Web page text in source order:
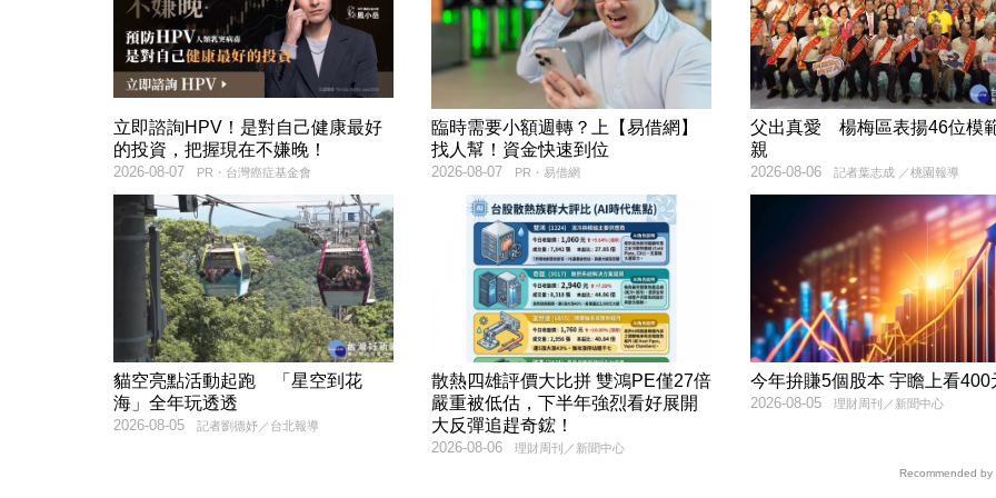
立即諮詢HPV！是對自己健康最好
的投資，把握現在不嫌晚！
PR・台灣癌症基金會
2026-08-07
臨時需要小額週轉？上【易借網】
找人幫！資金快速到位
PR・易借網
2026-08-07
父出真愛 楊梅區表揚46位模
親
記者葉志成 ／桃園報導
2026-08-06
貓空亮點活動起跑 「星空到花
海」全年玩透透
記者劉德妤／台北報導
2026-08-05
散熱四雄評價大比拼 雙鴻PE僅27倍
嚴重被低估，下半年強烈看好展開
大反彈追趕奇鋐！
理財周刊／新聞中心
2026-08-06
今年拚賺5個股本 宇瞻上看400
理財周刊／新聞中心
2026-08-05
Recommended by